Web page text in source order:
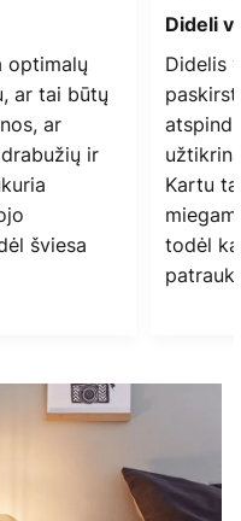
optimalų
ar tai būtų
ar
ir
šviesa
Dideli
Didelis
Kartu
todėl